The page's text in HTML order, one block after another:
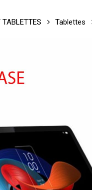
Tablettes